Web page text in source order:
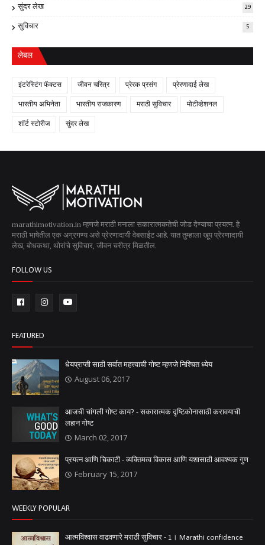
सुंदर लेख 29
सुविचार 5
लेबल
इंटरेस्टिंग फॅक्टस जीवन चरित्र प्रेरक प्रसंग प्रेरणादाई लेख
भारतीय अभिनेता भारतीय राजकारण मराठी सुविचार मोटीव्हेशनल
शॉर्ट स्टोरीज सुंदर लेख
marathimotivation.in म्हणजे मराठी मनाला सकारात्मकतेची जोड देण्याचा प्रयत्न. हे
मराठी भाषेतील एक अग्रगण्य असे प्रेरणादायी वेबसाईट आहे. यात तुम्हाला खूप प्रेरणादायी
लेख, बोधकथा, थोरांचे सुविचार, जीवन चरीत्र मिळतील.
FOLLOW US
FEATURED
धेयप्राप्ती साठी सर्वात महत्त्वाची गोष्ट म्हणजे निश्चित ध्येय
August 06, 2017
आजची चांगली गोष्ट काय? - सकारात्मक दृष्टिकोनासाठी करावयाची
लहान गोष्ट
March 02, 2017
प्रयत्न आणि चिकाटी - व्यक्तिमत्व विकास आणि यशासाठी आवश्यक गुण
February 15, 2017
WEEKLY POPULAR
आत्मविश्वास वाढवणारे मराठी सुविचार - 1। Marathi confidence